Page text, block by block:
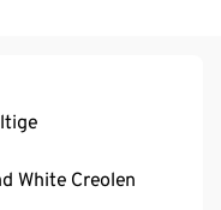
White Creolen